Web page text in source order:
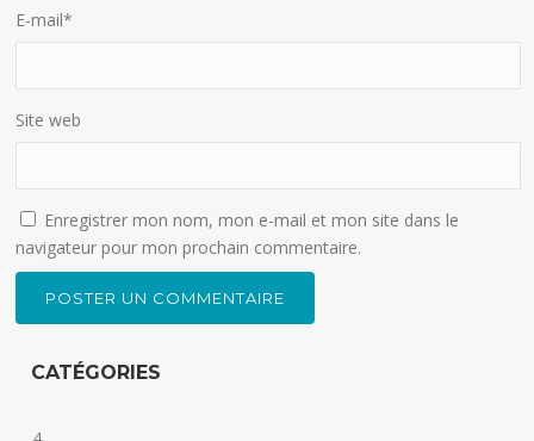
E-mail*
Site web
Enregistrer mon nom, mon e-mail et mon site dans le
navigateur pour mon prochain commentaire.
CATÉGORIES